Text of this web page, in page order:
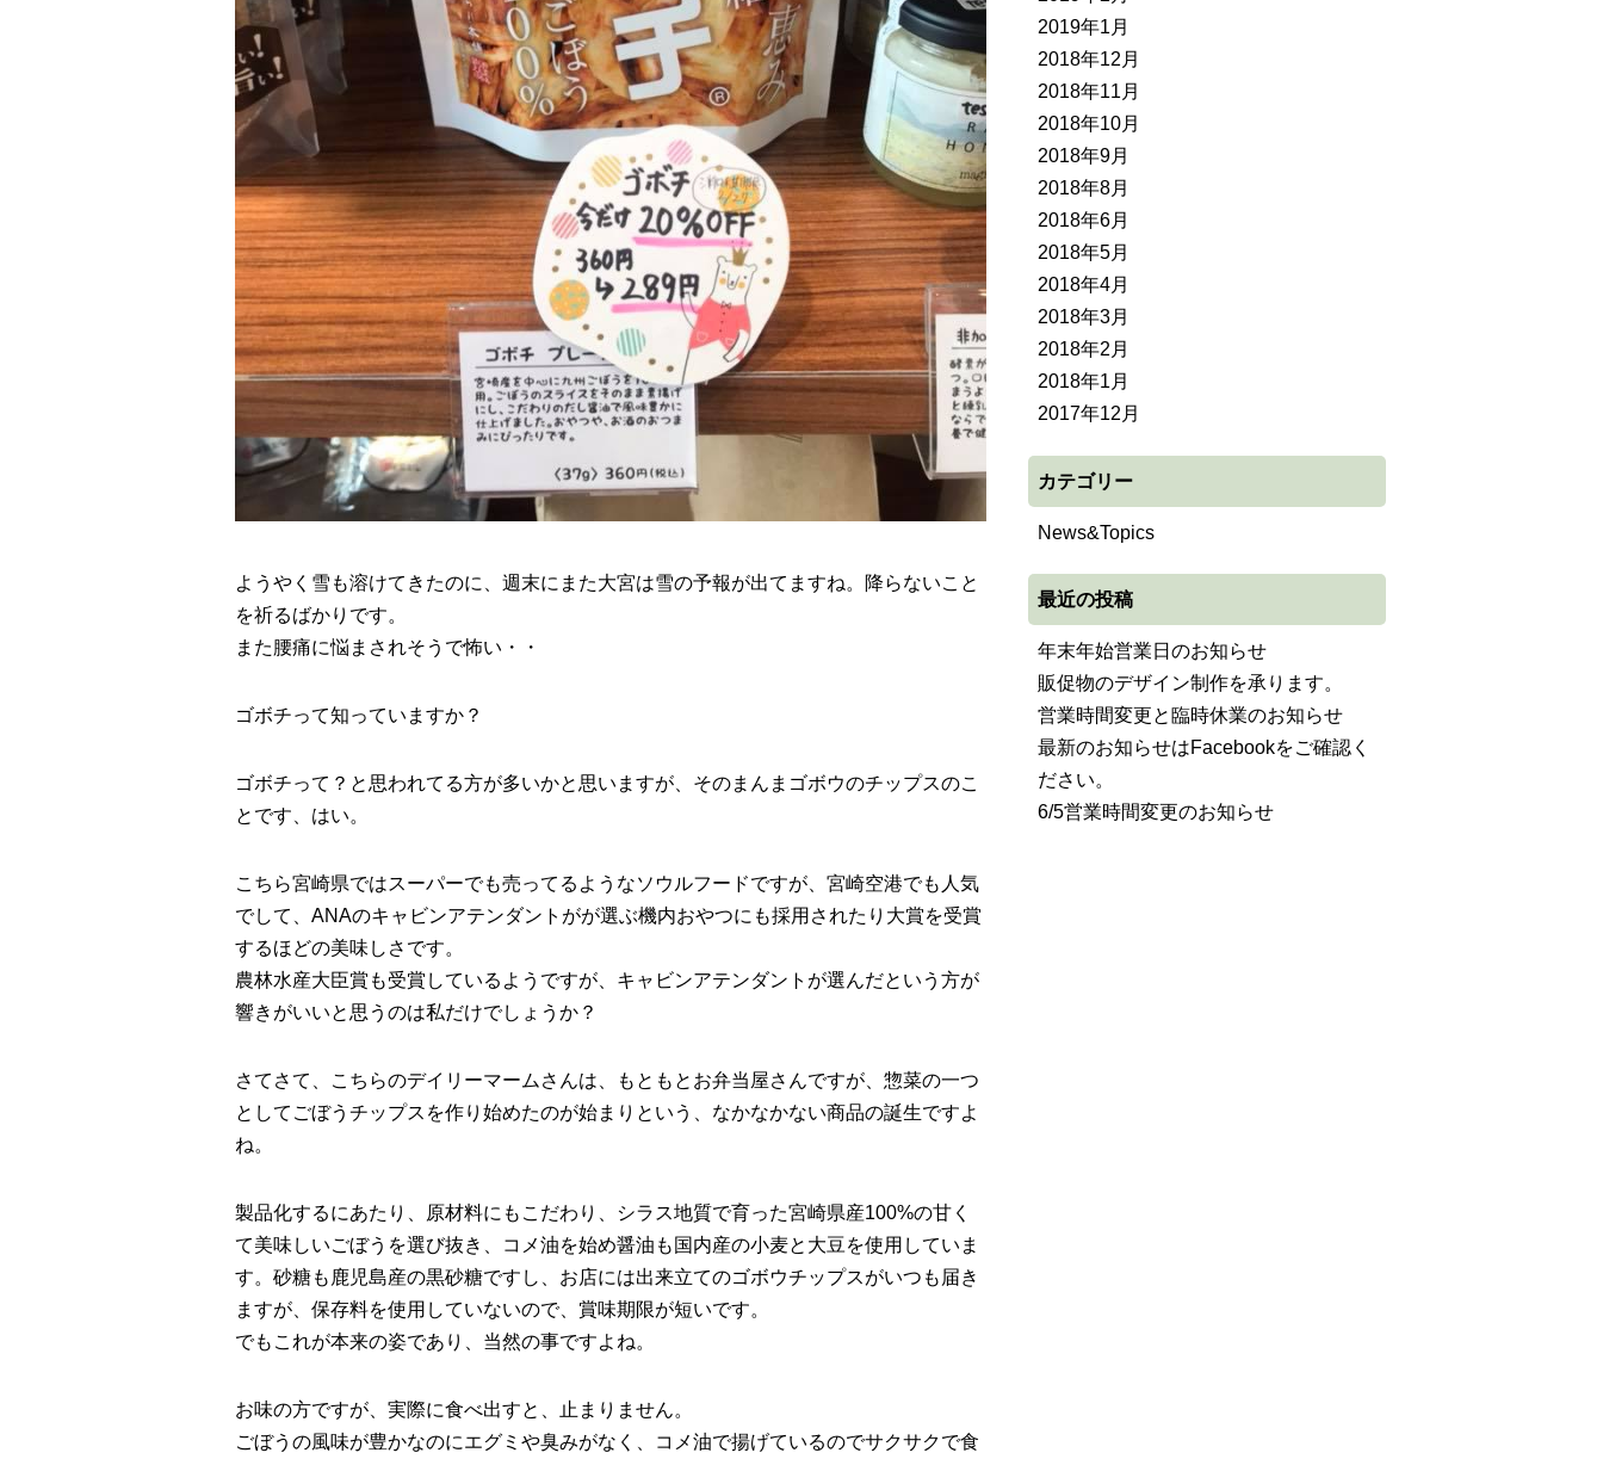
ようやく雪も溶けてきたのに、週末にまた大宮は雪の予報が出てますね。降らないこと
を祈るばかりです。
また腰痛に悩まされそうで怖い・・
ゴボチって知っていますか？
ゴボチって？と思われてる方が多いかと思いますが、そのまんまゴボウのチップスのこ
とです、はい。
こちら宮崎県ではスーパーでも売ってるようなソウルフードですが、宮崎空港でも人気
でして、ANAのキャビンアテンダントがが選ぶ機内おやつにも採用されたり大賞を受賞
するほどの美味しさです。
農林水産大臣賞も受賞しているようですが、キャビンアテンダントが選んだという方が
響きがいいと思うのは私だけでしょうか？
さてさて、こちらのデイリーマームさんは、もともとお弁当屋さんですが、惣菜の一つ
としてごぼうチップスを作り始めたのが始まりという、なかなかない商品の誕生ですよ
ね。
製品化するにあたり、原材料にもこだわり、シラス地質で育った宮崎県産100%の甘く
て美味しいごぼうを選び抜き、コメ油を始め醤油も国内産の小麦と大豆を使用していま
す。砂糖も鹿児島産の黒砂糖ですし、お店には出来立てのゴボウチップスがいつも届き
ますが、保存料を使用していないので、賞味期限が短いです。
でもこれが本来の姿であり、当然の事ですよね。
お味の方ですが、実際に食べ出すと、止まりません。
ごぼうの風味が豊かなのにエグミや臭みがなく、コメ油で揚げているのでサクサクで食
2019年1月
2018年12月
2018年11月
2018年10月
2018年9月
2018年8月
2018年6月
2018年5月
2018年4月
2018年3月
2018年2月
2018年1月
2017年12月
カテゴリー
News&Topics
最近の投稿
年末年始営業日のお知らせ
販促物のデザイン制作を承ります。
営業時間変更と臨時休業のお知らせ
最新のお知らせはFacebookをご確認く
ださい。
6/5営業時間変更のお知らせ